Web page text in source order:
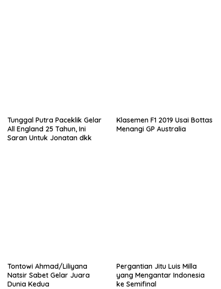
Tunggal Putra Paceklik Gelar
All England 25 Tahun, Ini
Saran Untuk Jonatan dkk
Klasemen F1 2019 Usai Bottas
Menangi GP Australia
Tontowi Ahmad/Liliyana
Natsir Sabet Gelar Juara
Dunia Kedua